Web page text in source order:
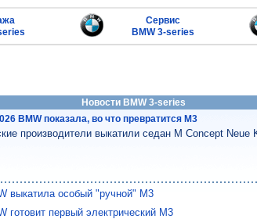
Сервис
BMW 3-series
Новости BMW 3-series
BMW показала, во что превратится М3
производители выкатили седан M Concept
выкатила особый "ручной" M3
готовит первый электрический М3